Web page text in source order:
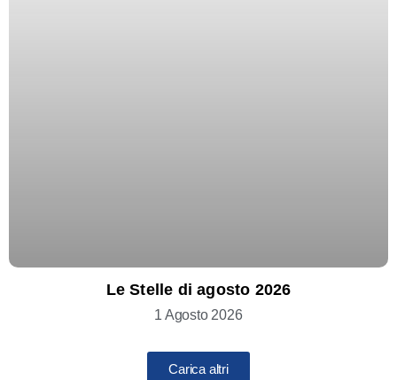
Le Stelle di agosto 2026
1 Agosto 2026
Carica altri